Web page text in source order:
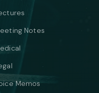
Notes
Memos